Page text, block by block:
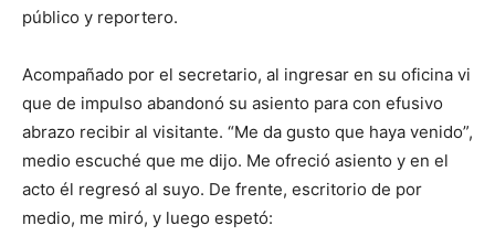
público y reportero.
Acompañado por el secretario, al ingresar en su oficina vi
que de impulso abandonó su asiento para con efusivo
abrazo recibir al visitante. “Me da gusto que haya venido”,
medio escuché que me dijo. Me ofreció asiento y en el
acto él regresó al suyo. De frente, escritorio de por
medio, me miró, y luego espetó: